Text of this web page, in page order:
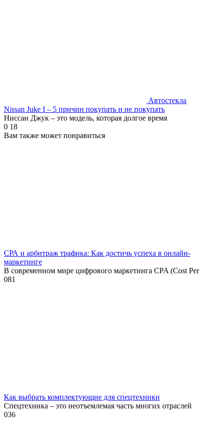
Автостекла
Nissan Juke I – 5 причин покупать и не покупать
Ниссан Джук – это модель, которая долгое время
0 18
Вам также может понравиться
СРА и арбитраж трафика: Как достичь успеха в онлайн-
маркетинге
В современном мире цифрового маркетинга CPA (Cost Per
081
Как выбрать комплектующие для спецтехники
Спецтехника – это неотъемлемая часть многих отраслей
036